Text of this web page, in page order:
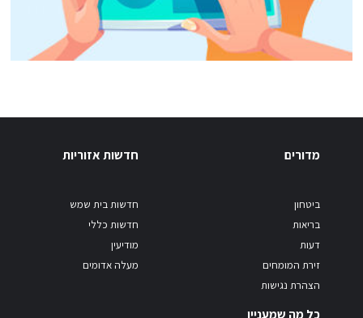
מדורים
ביטחון
בריאות
דעות
זירת המומחים
הצהרת נגישות
חדשות אזוריות
חדשות בית שמש
חדשות כללי
מודיעין
מעלה אדומים
כל מה שמעניין